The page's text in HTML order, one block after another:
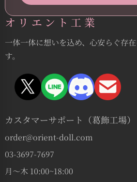
オリエント工業
一体一体に想いを込め、心安らぐ存
す。
カスタマーサポート（葛飾工場）
order@orient-doll.com
03-3697-7697
月〜木 10:00~18:00